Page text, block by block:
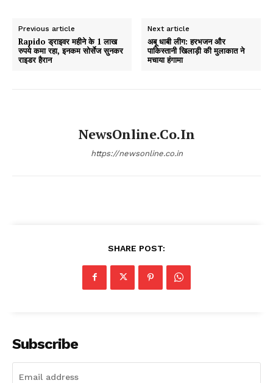
Previous article
Rapido ड्राइवर महीने के 1 लाख
रुपये कमा रहा, इनकम सोर्सेज सुनकर
राइडर हैरान
Next article
अबू धाबी लीग: हरभजन और
पाकिस्तानी खिलाड़ी की मुलाकात ने
मचाया हंगामा
NewsOnline.co.in
https://newsonline.co.in
SHARE POST:
Subscribe